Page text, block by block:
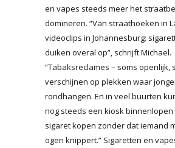
en vapes steeds meer het
domineren. “Van straathoeken in
videoclips in Johannesburg:
duiken overal op”, schrijft Michael.
“Tabaksreclames – soms openlijk,
verschijnen op plekken waar
rondhangen. En in veel buurten
nog steeds een kiosk binnenlopen
sigaret kopen zonder dat iemand
ogen knippert.” Sigaretten en